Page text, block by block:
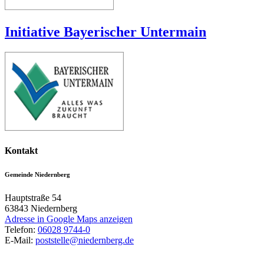
Initiative Bayerischer Untermain
Kontakt
Gemeinde Niedernberg
Hauptstraße 54
63843 Niedernberg
Adresse in Google Maps anzeigen
Telefon: 06028 9744-0
E-Mail: poststelle@niedernberg.de